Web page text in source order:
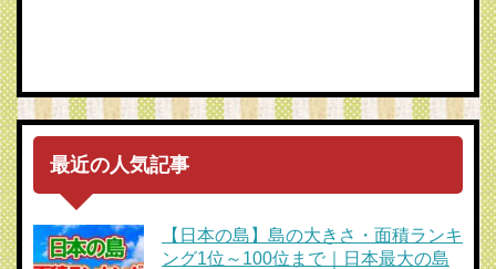
最近の人気記事
【日本の島】島の大きさ・面積ランキ
ング1位～100位まで｜日本最大の島